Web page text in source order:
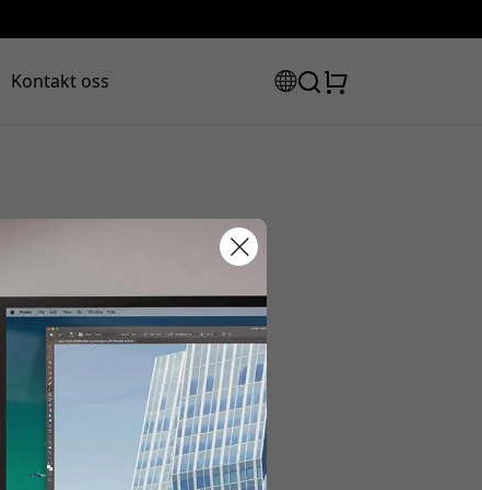
Kontakt oss
for å få 20% rabatt.